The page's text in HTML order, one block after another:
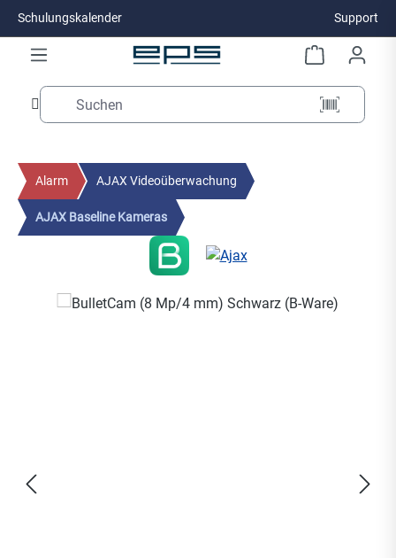
Zum Hauptinhalt springen
Schulungskalender Support
Alarm AJAX Videoüberwachung
AJAX Baseline Kameras
Bildergalerie überspringen